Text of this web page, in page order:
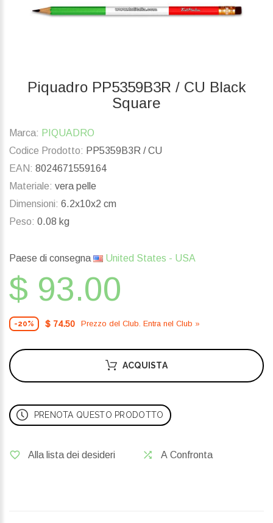
Piquadro PP5359B3R / CU Black
Square
Marca: PIQUADRO
Codice Prodotto: PP5359B3R / CU
EAN: 8024671559164
Materiale: vera pelle
Dimensioni: 6.2x10x2 cm
Peso: 0.08 kg
Paese di consegna United States - USA
$ 93.00
-20% $ 74.50 Prezzo del Сlub. Entra nel Сlub »
ACQUISTA
PRENOTA QUESTO PRODOTTO
Alla lista dei desideri A Confronta